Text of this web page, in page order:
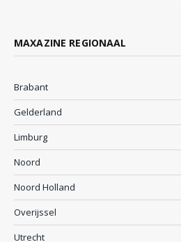
MAXAZINE REGIONAAL
Brabant
Gelderland
Limburg
Noord
Noord Holland
Overijssel
Utrecht